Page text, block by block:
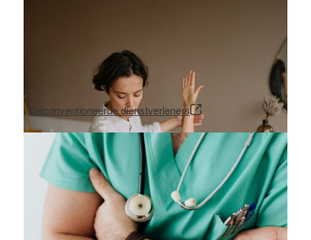
Geconventioneerde dienstverleners